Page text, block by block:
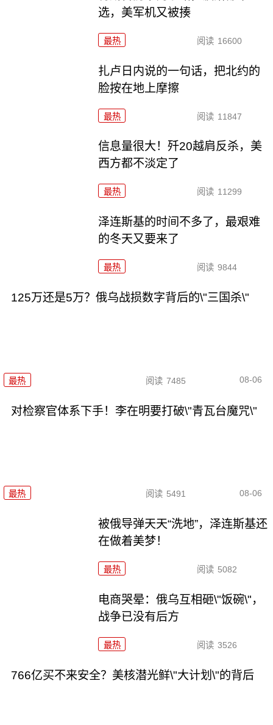
选，美军机又被揍
最热 阅读 16600
扎卢日内说的一句话，把北约的
脸按在地上摩擦
最热 阅读 11847
信息量很大！歼20越肩反杀，美
西方都不淡定了
最热 阅读 11299
泽连斯基的时间不多了，最艰难
的冬天又要来了
最热 阅读 9844
125万还是5万？俄乌战损数字背后的\"三国杀\"
最热 阅读 7485 08-06
对检察官体系下手！李在明要打破\"青瓦台魔咒\"
最热 阅读 5491 08-06
被俄导弹天天“洗地”，泽连斯基还
在做着美梦！
最热 阅读 5082
电商哭晕：俄乌互相砸\"饭碗\"，
战争已没有后方
最热 阅读 3526
766亿买不来安全？美核潜光鲜\"大计划\"的背后